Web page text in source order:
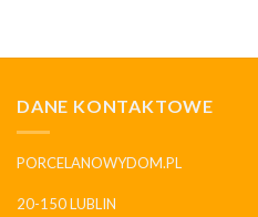
DANE KONTAKTOWE
PORCELANOWYDOM.PL
20-150 LUBLIN